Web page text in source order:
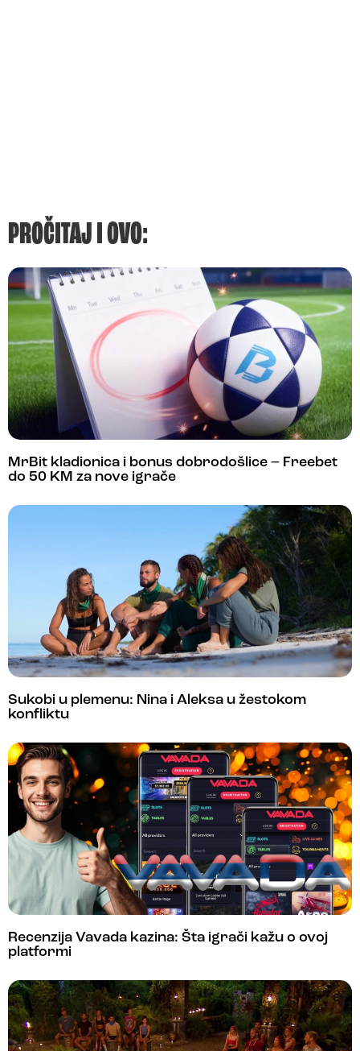
PROČITAJ I OVO:
MrBit kladionica i bonus dobrodošlice – Freebet
do 50 KM za nove igrače
Sukobi u plemenu: Nina i Aleksa u žestokom
konfliktu
Recenzija Vavada kazina: Šta igrači kažu o ovoj
platformi